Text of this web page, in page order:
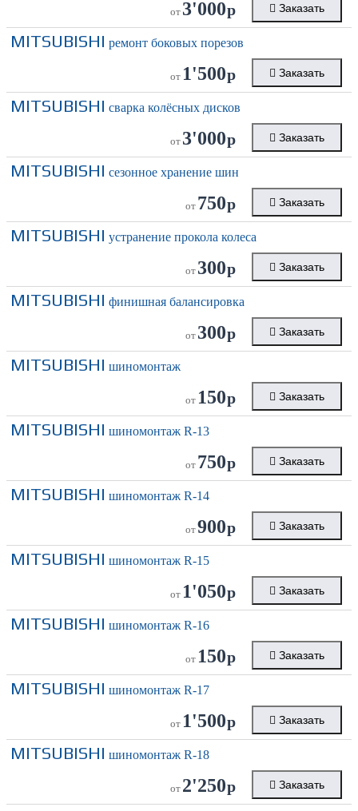
от 3'000р Заказать
MITSUBISHI ремонт боковых порезов
от 1'500р Заказать
MITSUBISHI сварка колёсных дисков
от 3'000р Заказать
MITSUBISHI сезонное хранение шин
от 750р Заказать
MITSUBISHI устранение прокола колеса
от 300р Заказать
MITSUBISHI финишная балансировка
от 300р Заказать
MITSUBISHI шиномонтаж
от 150р Заказать
MITSUBISHI шиномонтаж R-13
от 750р Заказать
MITSUBISHI шиномонтаж R-14
от900р Заказать
MITSUBISHI шиномонтаж R-15
от 1'050р Заказать
MITSUBISHI шиномонтаж R-16
от 150р Заказать
MITSUBISHI шиномонтаж R-17
от 1'500р Заказать
MITSUBISHI шиномонтаж R-18
от 2'250р Заказать